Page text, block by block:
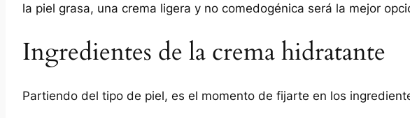
la piel grasa, una crema ligera y no comedogénica será la mejor
Ingredientes de la crema hidratante
Partiendo del tipo de piel, es el momento de fijarte en los